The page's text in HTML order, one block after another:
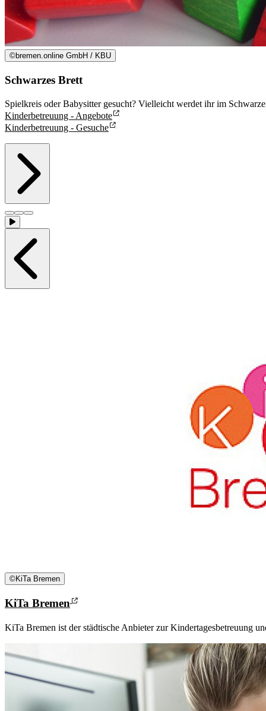
©bremen.online GmbH / KBU
Schwarzes Brett
Spielkreis oder Babysitter gesucht? Vielleicht werdet ihr im
Kinderbetreuung - Angebote
Kinderbetreuung - Gesuche
©KiTa Bremen
KiTa Bremen
KiTa Bremen ist der städtische Anbieter zur Kindertagesbetreuung